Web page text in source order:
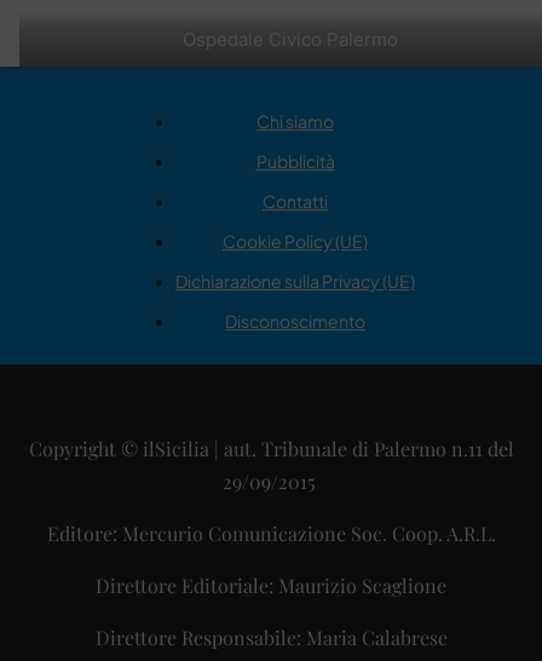
Ospedale Civico Palermo
Chi siamo
Pubblicità
Contatti
Cookie Policy (UE)
Dichiarazione sulla Privacy (UE)
Disconoscimento
Copyright © ilSicilia | aut. Tribunale di Palermo n.11 del
29/09/2015
Editore: Mercurio Comunicazione Soc. Coop. A.R.L.
Direttore Editoriale: Maurizio Scaglione
Direttore Responsabile: Maria Calabrese